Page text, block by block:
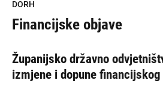
DORH
Financijske objave
Županijsko državno
izmjene i dopune